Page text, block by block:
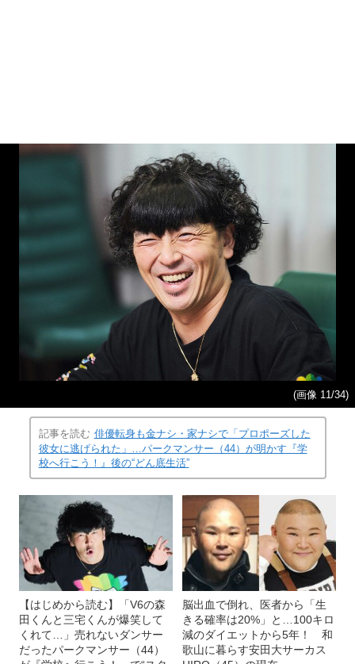
(画像 11/34)
記事を読む 俳優転身も金ナシ・家ナシで「プロポーズした
彼女に逃げられた」…パークマンサー（44）が明かす『学
校へ行こう！』後の“どん底生活”
【はじめから読む】「V6の森
田くんと三宅くんが爆笑して
くれて…」売れないダンサー
だったパークマンサー（44）
脳出血で倒れ、医者から「生
きる確率は20%」と…100キロ
減のダイエットから5年！ 和
歌山に暮らす安田大サーカス